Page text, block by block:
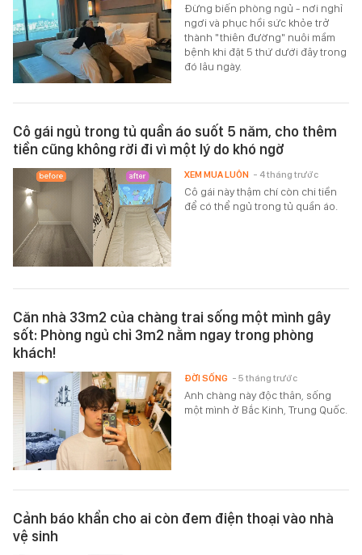
Đừng biến phòng ngủ - nơi nghỉ
ngơi và phục hồi sức khỏe trở
thành "thiên đường" nuôi mầm
bệnh khi đặt 5 thứ dưới đây trong
đó lâu ngày.
Cô gái ngủ trong tủ quần áo suốt 5 năm, cho thêm
tiền cũng không rời đi vì một lý do khó ngờ
Cô gái này thậm chí còn chi tiền
để có thể ngủ trong tủ quần áo.
XEM MUA LUÔN - 4 tháng trước
Căn nhà 33m2 của chàng trai sống một mình gây
sốt: Phòng ngủ chỉ 3m2 nằm ngay trong phòng
khách!
Anh chàng này độc thân, sống
một mình ở Bắc Kinh, Trung Quốc.
ĐỜI SỐNG - 5 tháng trước
Cảnh báo khẩn cho ai còn đem điện thoại vào nhà
vệ sinh